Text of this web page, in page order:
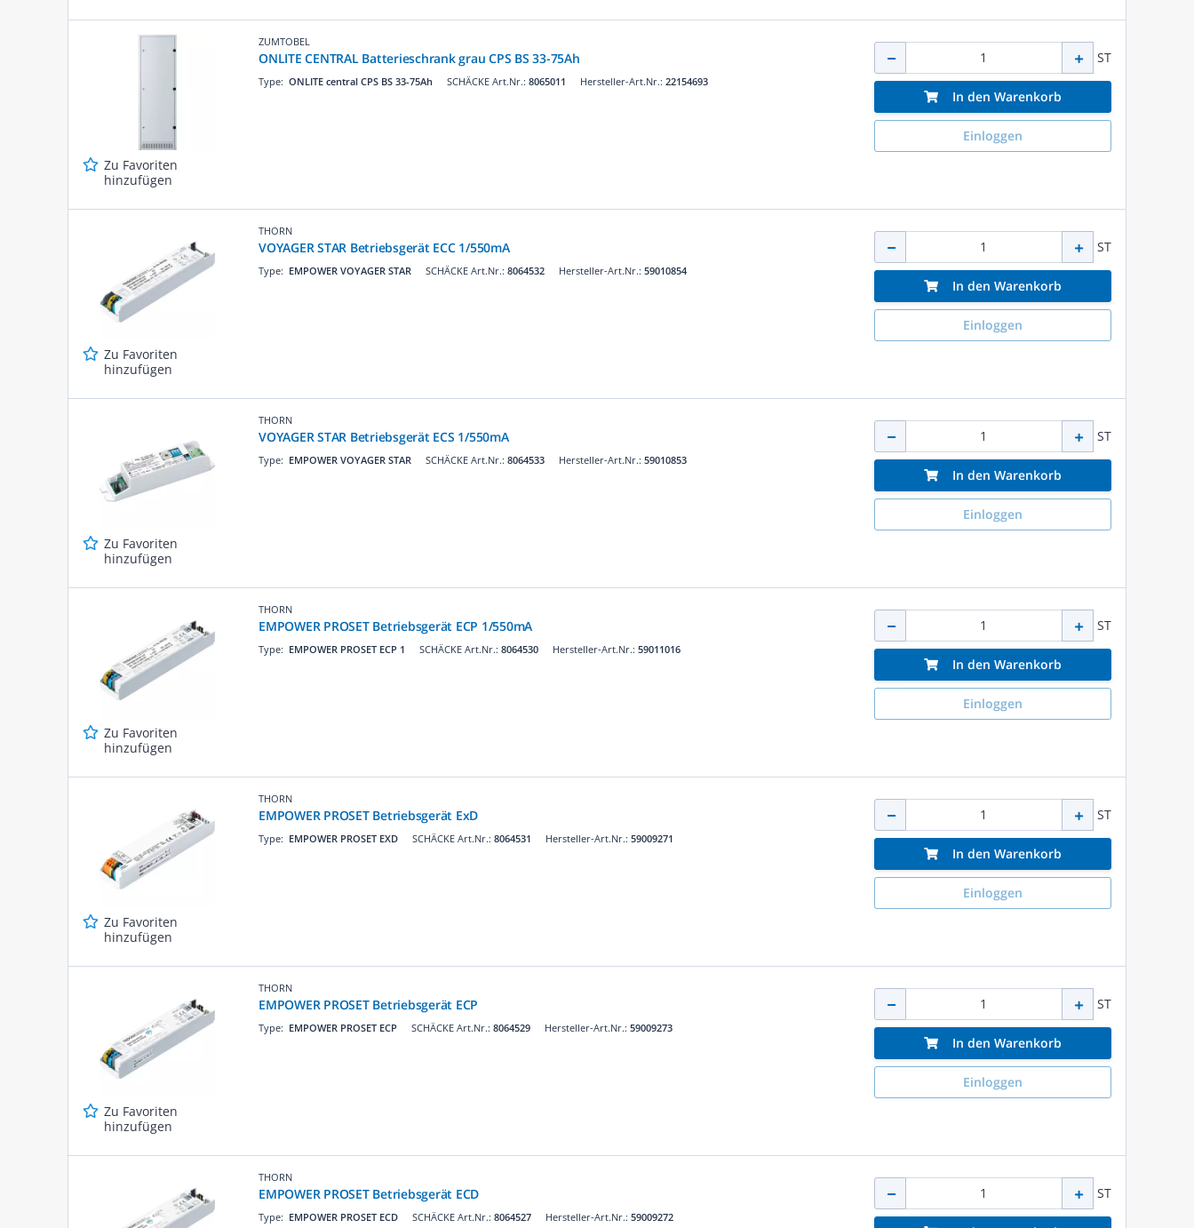
Zu Favoriten
hinzufügen
ZUMTOBEL
ONLITE CENTRAL Batterieschrank grau CPS BS 33-75Ah
SCHÄCKE Art.Nr.: 8065011
Type: ONLITE central CPS BS 33-75Ah Hersteller-Art.Nr.: 22154693
ST
In den Warenkorb
Einloggen
Zu Favoriten
hinzufügen
THORN
VOYAGER STAR Betriebsgerät ECC 1/550mA
SCHÄCKE Art.Nr.: 8064532
Type: EMPOWER VOYAGER STAR Hersteller-Art.Nr.: 59010854
ST
In den Warenkorb
Einloggen
Zu Favoriten
hinzufügen
THORN
VOYAGER STAR Betriebsgerät ECS 1/550mA
SCHÄCKE Art.Nr.: 8064533
Type: EMPOWER VOYAGER STAR Hersteller-Art.Nr.: 59010853
ST
In den Warenkorb
Einloggen
Zu Favoriten
hinzufügen
THORN
EMPOWER PROSET Betriebsgerät ECP 1/550mA
SCHÄCKE Art.Nr.: 8064530
Type: EMPOWER PROSET ECP 1 Hersteller-Art.Nr.: 59011016
ST
In den Warenkorb
Einloggen
Zu Favoriten
hinzufügen
THORN
EMPOWER PROSET Betriebsgerät ExD
SCHÄCKE Art.Nr.: 8064531
Type: EMPOWER PROSET EXD Hersteller-Art.Nr.: 59009271
ST
In den Warenkorb
Einloggen
Zu Favoriten
hinzufügen
THORN
EMPOWER PROSET Betriebsgerät ECP
SCHÄCKE Art.Nr.: 8064529
Type: EMPOWER PROSET ECP Hersteller-Art.Nr.: 59009273
ST
In den Warenkorb
Einloggen
THORN
EMPOWER PROSET Betriebsgerät ECD
SCHÄCKE Art.Nr.: 8064527
Type: EMPOWER PROSET ECD Hersteller-Art.Nr.: 59009272
ST